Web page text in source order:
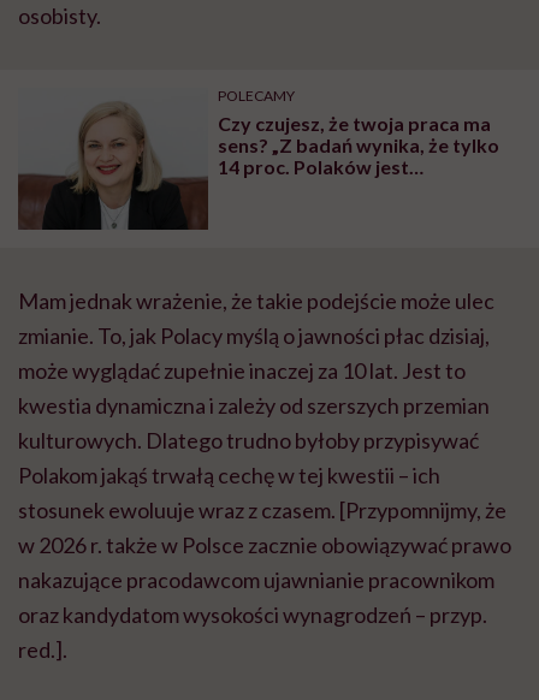
osobisty.
POLECAMY
Czy czujesz, że twoja praca ma
sens? „Z badań wynika, że tylko
14 proc. Polaków jest
Mam jednak wrażenie, że takie podejście może ulec
zmianie. To, jak Polacy myślą o jawności płac dzisiaj,
może wyglądać zupełnie inaczej za 10 lat. Jest to
kwestia dynamiczna i zależy od szerszych przemian
kulturowych. Dlatego trudno byłoby przypisywać
Polakom jakąś trwałą cechę w tej kwestii – ich
stosunek ewoluuje wraz z czasem. [Przypomnijmy, że
w 2026 r. także w Polsce zacznie obowiązywać prawo
nakazujące pracodawcom ujawnianie pracownikom
oraz kandydatom wysokości wynagrodzeń – przyp.
red.].